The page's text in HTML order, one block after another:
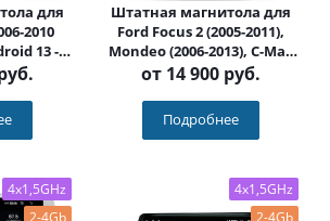
для
2010
13 -
Штатная магнитола для
Ford Focus 2 (2005-2011),
Mondeo (2006-2013), C-Max
(2008+), Galaxy (2008+) на
Android 13 - FarCar
(D/DX003M конд.)
от 14 900 руб.
Подробнее
4x1,5GHz
2-4Gb
4x1,5GHz
2-4Gb